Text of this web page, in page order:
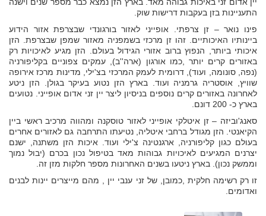
התעניינות בזן בעקבות דרישות שוק.
פינו נואר – זן צרפתי. אופייני לאזור בורגונדי שבצרפת אזור הידוע
ביינותיו האיכותיים. זהו זן מרכזי בשמפניה מאזור שמפן שבצרפת. הזן
איכותי ביותר, הנפוץ ברוב אזורי הגידול בעולם. הזן מגיע לאיכויות רק
באזורים קרים יותר ,כמו אורגון (ארה''ב), עמקים צפוניים בקליפורניה
(נפה, סונומה, ועוד), דרומית לעמק המרכזי בצ'ילי, מדינות מרכז אירופה
שוויץ, אוסטריה גרמניה ועוד. בארץ הזן נטוע בעיקר בגולן. הזן ניטע
לאחרונה באזורים קרים נוספים בניסיון ליצר יין זני אדום אופייני. נטועים
בארץ כ- 200 דונם.
סאנג'וביזה – זן איטלקי אופייני לאזור טוסקנה ומהווה מרכיב ראשי ביין
הקיאנטי. הזן מגודל ברחבי איטליה, נטיעתו התרחבה גם לאזורים אחרים
בעולם כגון קליפורניה, ארגנטינה צ'ילי ועוד. איכות הזן משתנה, ישנם
יצרנים המגיעים לאיכויות גבוהות מאד בטיפול נכון בכרם (יבול נמוך
וממשק נכון). בארץ ניטעו בשנים האחרונות מספר חלקות מזן זה.
זו רק רשימה חלקית ,כמובן, של זני ענבי יין , מהם מייצרים יינות לבנים
ואדומים.